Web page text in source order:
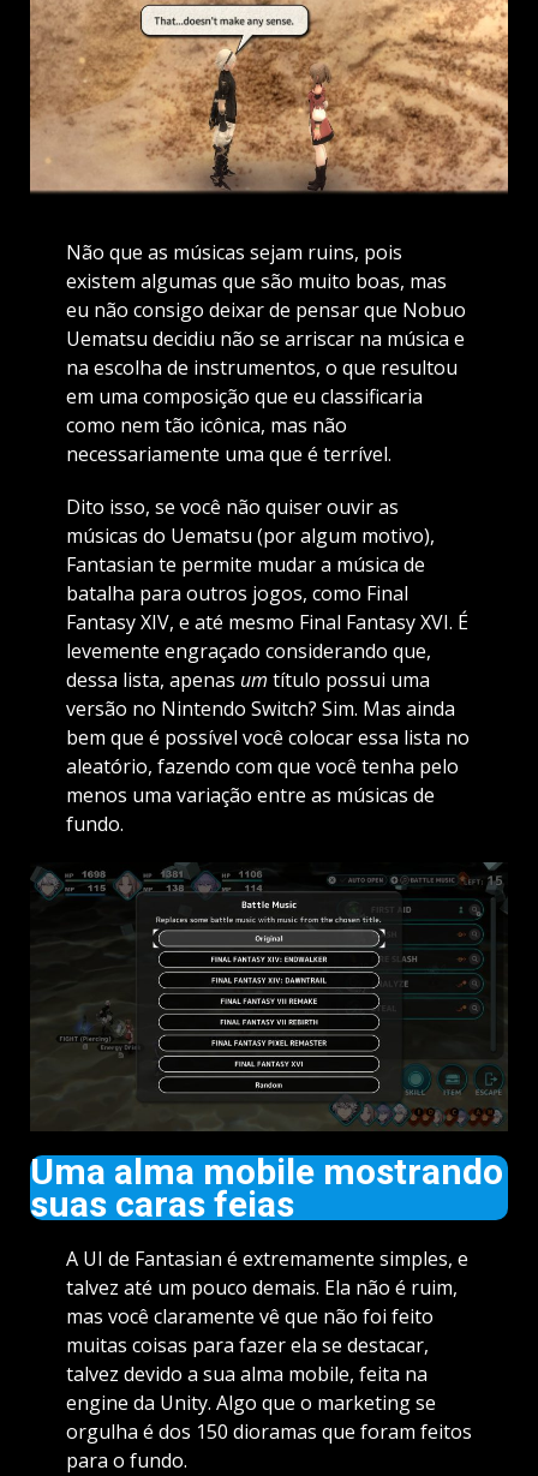
Não que as músicas sejam ruins, pois
existem algumas que são muito boas, mas
eu não consigo deixar de pensar que Nobuo
Uematsu decidiu não se arriscar na música e
na escolha de instrumentos, o que resultou
em uma composição que eu classificaria
como nem tão icônica, mas não
necessariamente uma que é terrível.
Dito isso, se você não quiser ouvir as
músicas do Uematsu (por algum motivo),
Fantasian te permite mudar a música de
batalha para outros jogos, como Final
Fantasy XIV, e até mesmo Final Fantasy XVI. É
levemente engraçado considerando que,
dessa lista, apenas um título possui uma
versão no Nintendo Switch? Sim. Mas ainda
bem que é possível você colocar essa lista no
aleatório, fazendo com que você tenha pelo
menos uma variação entre as músicas de
fundo.
Uma alma mobile mostrando
suas caras feias
A UI de Fantasian é extremamente simples, e
talvez até um pouco demais. Ela não é ruim,
mas você claramente vê que não foi feito
muitas coisas para fazer ela se destacar,
talvez devido a sua alma mobile, feita na
engine da Unity. Algo que o marketing se
orgulha é dos 150 dioramas que foram feitos
para o fundo.